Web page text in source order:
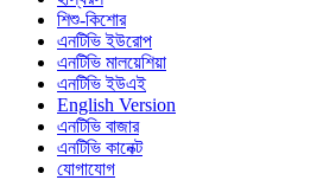
শিশু-কিশোর
এনটিভি ইউরোপ
এনটিভি মালয়েশিয়া
এনটিভি ইউএই
English Version
এনটিভি বাজার
এনটিভি কানেক্ট
যোগাযোগ